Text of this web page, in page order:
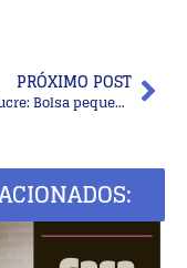
PRÓXIMO POST
Copie e lucre: Bolsa pequena de fio de malha